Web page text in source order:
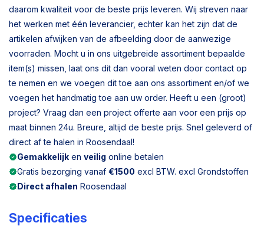
daarom kwaliteit voor de beste prijs leveren. Wij streven naar
het werken met één leverancier, echter kan het zijn dat de
artikelen afwijken van de afbeelding door de aanwezige
voorraden. Mocht u in ons uitgebreide assortiment bepaalde
item(s) missen, laat ons dit dan vooral weten door contact op
te nemen en we voegen dit toe aan ons assortiment en/of we
voegen het handmatig toe aan uw order. Heeft u een (groot)
project? Vraag dan een project offerte aan voor een prijs op
maat binnen 24u. Breure, altijd de beste prijs. Snel geleverd of
direct af te halen in Roosendaal!
Gemakkelijk en veilig online betalen
Gratis bezorging vanaf €1500 excl BTW. excl Grondstoffen
Direct afhalen Roosendaal
Specificaties